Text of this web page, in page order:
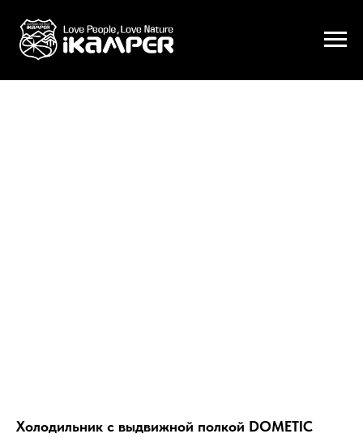
Холодильник с выдвижной полкой DOMETIC